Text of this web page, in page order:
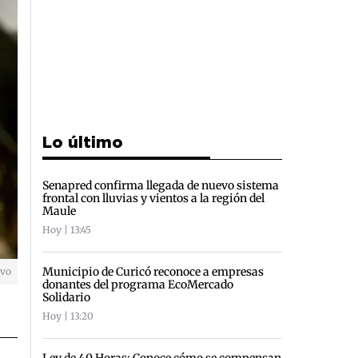
Lo último
Senapred confirma llegada de nuevo sistema
frontal con lluvias y vientos a la región del
Maule
Hoy | 13:45
Municipio de Curicó reconoce a empresas
donantes del programa EcoMercado
Solidario
Hoy | 13:20